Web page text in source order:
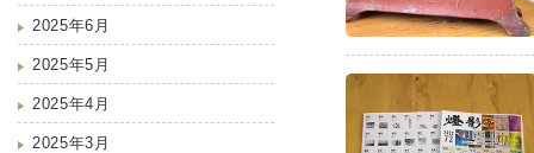
2025年6月
2025年5月
2025年4月
2025年3月